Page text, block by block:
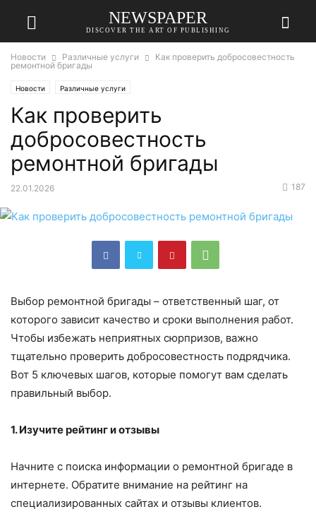
NEWSPAPER
DISCOVER THE ART OF PUBLISHING
Новости Различные услуги
Как проверить добросовестность
ремонтной бригады
Новости Различные услуги
Как проверить
добросовестность
ремонтной бригады
22.01.2026 187
Выбор ремонтной бригады – ответственный шаг, от
которого зависит качество и сроки выполнения работ.
Чтобы избежать неприятных сюрпризов, важно
тщательно проверить добросовестность подрядчика.
Вот 5 ключевых шагов, которые помогут вам сделать
правильный выбор.
1. Изучите рейтинг и отзывы
Начните с поиска информации о ремонтной бригаде в
интернете. Обратите внимание на рейтинг на
специализированных сайтах и отзывы клиентов.